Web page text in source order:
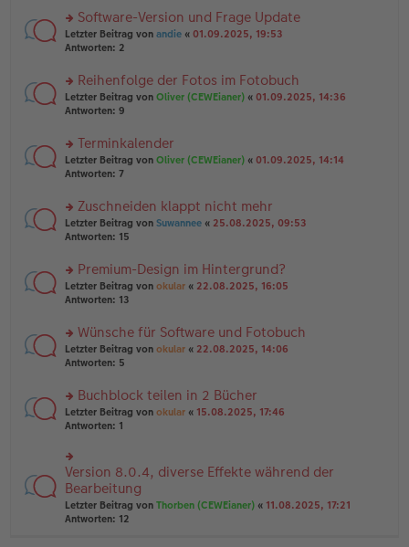
er
B
ei
tr
g
el
es
e
B
ei
tr
g
rs
te
n
g
el
e
n
er
tr
a
g
Software-Version und Frage Update
Letzter Beitrag von andie « 01.09.2025, 19:53
Antworten: 2
rs
te
n
g
el
e
n
er
tr
a
g
Reihenfolge der Fotos im Fotobuch
Letzter Beitrag von Oliver (CEWEianer) « 01.09.2025, 14:36
Antworten: 9
rs
te
n
g
el
e
n
er
tr
a
g
Terminkalender
Letzter Beitrag von Oliver (CEWEianer) « 01.09.2025, 14:14
Antworten: 7
rs
te
n
g
el
e
n
er
tr
a
g
Zuschneiden klappt nicht mehr
Letzter Beitrag von Suwannee « 25.08.2025, 09:53
Antworten: 15
rs
te
n
g
el
e
n
er
tr
a
g
Premium-Design im Hintergrund?
Letzter Beitrag von okular « 22.08.2025, 16:05
Antworten: 13
rs
te
n
g
el
e
n
er
B
ei
tr
Wünsche für Software und Fotobuch
Letzter Beitrag von okular « 22.08.2025, 14:06
Antworten: 5
rs
te
u
n
g
el
es
e
Buchblock teilen in 2 Bücher
Letzter Beitrag von okular « 15.08.2025, 17:46
Antworten: 1
rs
te
r
u
n
Version 8.0.4, diverse Effekte während der
Bearbeitung
Letzter Beitrag von Thorben (CEWEianer) « 11.08.2025, 17:21
Antworten: 12